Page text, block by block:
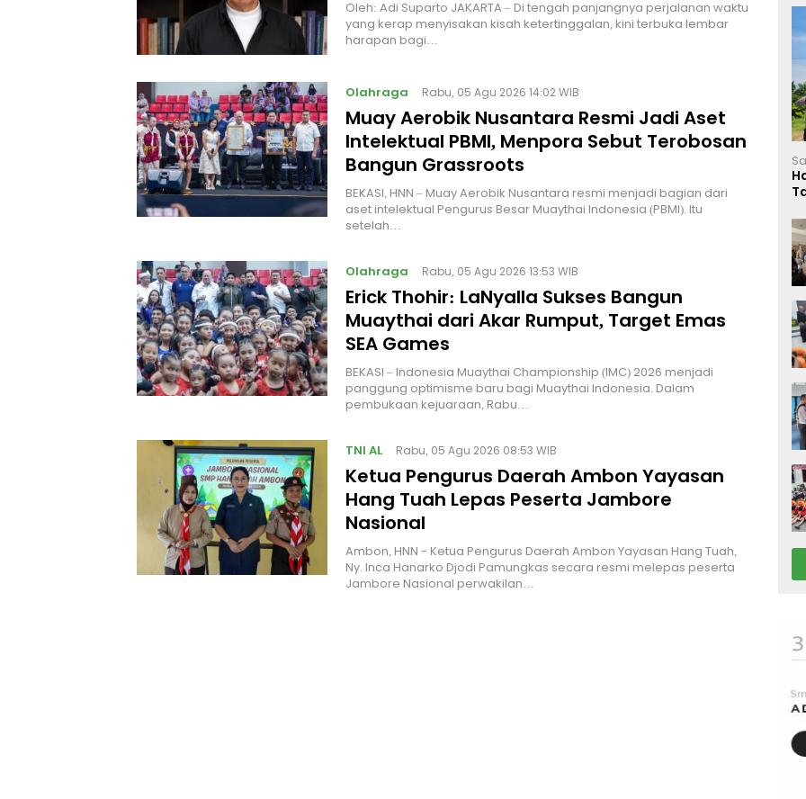
Oleh: Adi Suparto JAKARTA – Di tengah panjangnya perjalanan waktu
yang kerap menyisakan kisah ketertinggalan, kini terbuka lembar
harapan bagi…
Olahraga Rabu, 05 Agu 2026 14:02 WIB
Muay Aerobik Nusantara Resmi Jadi Aset
Intelektual PBMI, Menpora Sebut Terobosan
Bangun Grassroots
BEKASI, HNN – Muay Aerobik Nusantara resmi menjadi bagian dari
aset intelektual Pengurus Besar Muaythai Indonesia (PBMI). Itu
setelah…
Olahraga Rabu, 05 Agu 2026 13:53 WIB
Erick Thohir: LaNyalla Sukses Bangun
Muaythai dari Akar Rumput, Target Emas
SEA Games
BEKASI – Indonesia Muaythai Championship (IMC) 2026 menjadi
panggung optimisme baru bagi Muaythai Indonesia. Dalam
pembukaan kejuaraan, Rabu…
TNI AL Rabu, 05 Agu 2026 08:53 WIB
Ketua Pengurus Daerah Ambon Yayasan
Hang Tuah Lepas Peserta Jambore
Nasional
Ambon, HNN - Ketua Pengurus Daerah Ambon Yayasan Hang Tuah,
Ny. Inca Hanarko Djodi Pamungkas secara resmi melepas peserta
Jambore Nasional perwakilan…